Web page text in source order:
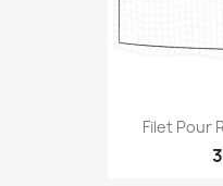
Filet Pour